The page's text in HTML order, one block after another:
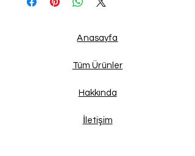
Anasayfa
Tüm Ürünler
Hakkında
İletişim